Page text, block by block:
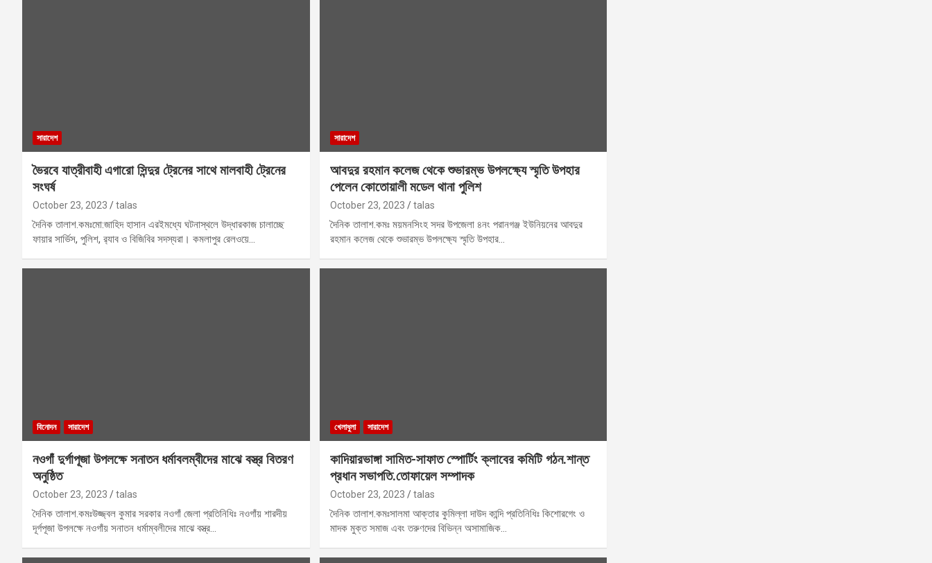
সারাদেশ
ভৈরবে যাত্রীবাহী এগারো সিন্দুর ট্রেনের সাথে মালবাহী ট্রেনের
সংঘর্ষ
October 23, 2023 talas
দৈনিক তালাশ.কমঃমো:জাহিদ হাসান এরইমধ্যে ঘটনাস্থলে উদ্ধারকাজ চালাচ্ছে
ফায়ার সার্ভিস, পুলিশ, র‍্যাব ও বিজিবির সদস্যরা। কমলাপুর রেলওয়ে…
সারাদেশ
আবদুর রহমান কলেজ থেকে শুভারম্ভ উপলক্ষ্যে স্মৃতি উপহার
পেলেন কোতোয়ালী মডেল থানা পুলিশ
October 23, 2023 talas
দৈনিক তালাশ.কমঃ ময়মনসিংহ সদর উপজেলা ৪নং পরানগঞ্জ ইউনিয়নের আবদুর
রহমান কলেজ থেকে শুভারম্ভ উপলক্ষ্যে স্মৃতি উপহার…
বিনোদন সারাদেশ
নওগাঁ দুর্গাপূজা উপলক্ষে সনাতন ধর্মাবলম্বীদের মাঝে বস্ত্র বিতরণ
অনুষ্ঠিত
October 23, 2023 talas
দৈনিক তালাশ.কমঃউজ্জ্বল কুমার সরকার নওগাঁ জেলা প্রতিনিধিঃ নওগাঁয় শারদীয়
দূর্গপূজা উপলক্ষে নওগাঁয় সনাতন ধর্মাম্বলীদের মাঝে বস্ত্র…
খেলাধুলা সারাদেশ
কাদিয়ারভাঙ্গা সামিত-সাফাত স্পোর্টিং ক্লাবের কমিটি গঠন.শান্ত
প্রধান সভাপতি.তোফায়েল সম্পাদক
October 23, 2023 talas
দৈনিক তালাশ.কমঃসালমা আক্তার কুমিল্লা দাউদ কান্দি প্রতিনিধিঃ কিশোরগেং ও
মাদক মুক্ত সমাজ এবং তরুণদের বিভিন্ন অসামাজিক…